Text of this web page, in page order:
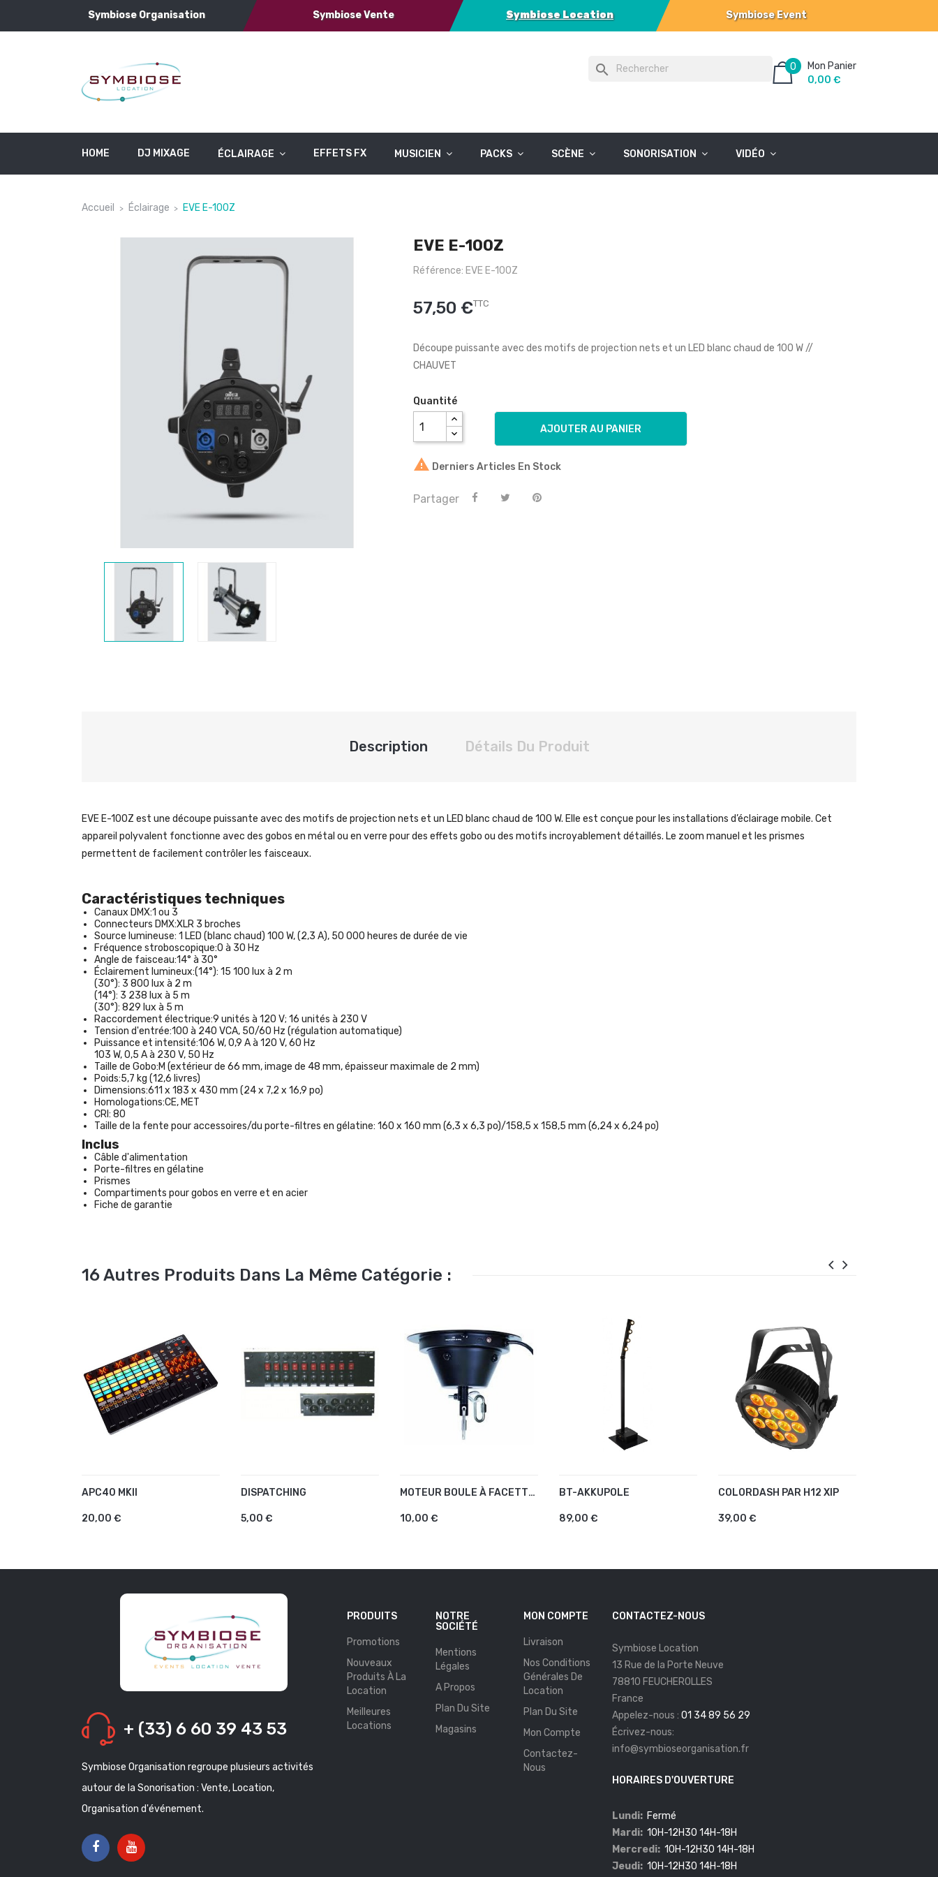
Symbiose Organisation Symbiose Vente Symbiose Location Symbiose Event
Mon Panier
0
0,00 €
search
HOME DJ MIXAGE ÉCLAIRAGE EFFETS FX MUSICIEN PACKS SCÈNE SONORISATION VIDÉO
Accueil Éclairage EVE E-100Z
EVE E-100Z
Référence: EVE E-100Z
57,50 €TTC
Découpe puissante avec des motifs de projection nets et un LED blanc chaud de 100 W //
CHAUVET
Quantité
AJOUTER AU PANIER
 Derniers Articles En Stock
Partager
Description Détails Du Produit
EVE E-100Z est une découpe puissante avec des motifs de projection nets et un LED blanc chaud de 100 W. Elle est conçue pour les installations d’éclairage mobile. Cet
appareil polyvalent fonctionne avec des gobos en métal ou en verre pour des effets gobo ou des motifs incroyablement détaillés. Le zoom manuel et les prismes
permettent de facilement contrôler les faisceaux.
Caractéristiques techniques
Canaux DMX:1 ou 3
Connecteurs DMX:XLR 3 broches
Source lumineuse: 1 LED (blanc chaud) 100 W, (2,3 A), 50 000 heures de durée de vie
Fréquence stroboscopique:0 à 30 Hz
Angle de faisceau:14° à 30°
Éclairement lumineux:(14°): 15 100 lux à 2 m
(30°): 3 800 lux à 2 m
(14°): 3 238 lux à 5 m
(30°): 829 lux à 5 m
Raccordement électrique:9 unités à 120 V; 16 unités à 230 V
Tension d'entrée:100 à 240 VCA, 50/60 Hz (régulation automatique)
Puissance et intensité:106 W, 0,9 A à 120 V, 60 Hz
103 W, 0,5 A à 230 V, 50 Hz
Taille de Gobo:M (extérieur de 66 mm, image de 48 mm, épaisseur maximale de 2 mm)
Poids:5,7 kg (12,6 livres)
Dimensions:611 x 183 x 430 mm (24 x 7,2 x 16,9 po)
Homologations:CE, MET
CRI: 80
Taille de la fente pour accessoires/du porte-filtres en gélatine: 160 x 160 mm (6,3 x 6,3 po)/158,5 x 158,5 mm (6,24 x 6,24 po)
Inclus
Câble d'alimentation
Porte-filtres en gélatine
Prismes
Compartiments pour gobos en verre et en acier
Fiche de garantie
16 Autres Produits Dans La Même Catégorie :
APC40 MKII
20,00 €
AJOUTER AU PANIER DISPATCHING
5,00 €
AJOUTER AU PANIER MOTEUR BOULE À FACETTE 40/50CM
10,00 €
AJOUTER AU PANIER BT-AKKUPOLE
89,00 €
AJOUTER AU PANIER COLORDASH PAR H12 XIP
39,00 €
AJOUTER AU PANIER
+ (33) 6 60 39 43 53
Symbiose Organisation regroupe plusieurs activités
autour de la Sonorisation : Vente, Location,
Organisation d'événement.
PRODUITS
Promotions
Nouveaux
Produits À La
Location
Meilleures
Locations
NOTRE
SOCIÉTÉ
Mentions
Légales
A Propos
Plan Du Site
Magasins
MON COMPTE
Livraison
Nos Conditions
Générales De
Location
Plan Du Site
Mon Compte
Contactez-
Nous
CONTACTEZ-NOUS
Symbiose Location
13 Rue de la Porte Neuve
78810 FEUCHEROLLES
France
Appelez-nous : 01 34 89 56 29
Écrivez-nous:
info@symbioseorganisation.fr
HORAIRES D'OUVERTURE
Lundi: Fermé
Mardi: 10H-12H30 14H-18H
Mercredi: 10H-12H30 14H-18H
Jeudi: 10H-12H30 14H-18H